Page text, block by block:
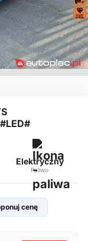
Elektryczny
Paliwo
cenę